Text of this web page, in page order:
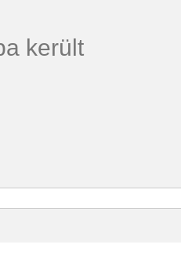
került